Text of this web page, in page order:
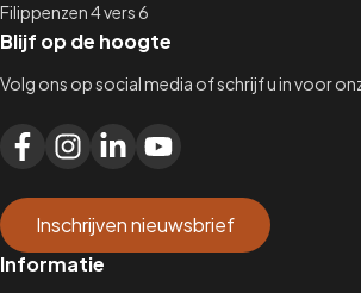
Filippenzen 4 vers 6
Blijf op de hoogte
Volg ons op social media of schrijf u in voor
Inschrijven nieuwsbrief
Informatie